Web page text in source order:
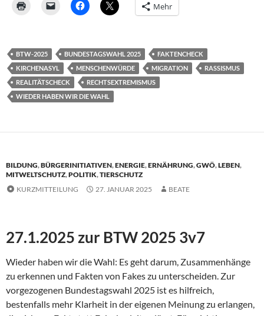
Mehr
BTW-2025 BUNDESTAGSWAHL 2025
FAKTENCHECK
KIRCHENASYL
MENSCHENWÜRDE MIGRATION
RASSISMUS
REALITÄTSCHECK
RECHTSEXTREMISMUS
WIEDER HABEN WIR DIE WAHL
BILDUNG,BÜRGERINITIATIVEN,ENERGIE,ERNÄHRUNG,GWÖ,LEBEN,
MITWELTSCHUTZ,POLITIK,TIERSCHUTZ
KURZMITTEILUNG
27. JANUAR 2025 BEATE
27.1.2025 zur BTW 2025 3v7
Wieder haben wir die Wahl: Es geht darum, Zusammenhänge
zu erkennen und Fakten von Fakes zu unterscheiden. Zur
vorgezogenen Bundestagswahl 2025 ist es hilfreich,
bestenfalls mehr Klarheit in der eigenen Meinung zu erlangen,